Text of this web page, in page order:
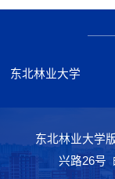
东北林业大学
东北林业大学
兴路26号